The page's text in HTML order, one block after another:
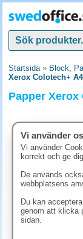
Startsida» Block,
Xerox Colotech+
Papper Xerox
Vi använder
Vi använder
korrekt och ge
De används
webbplatsens
Du kan
genom att klicka
sidan.